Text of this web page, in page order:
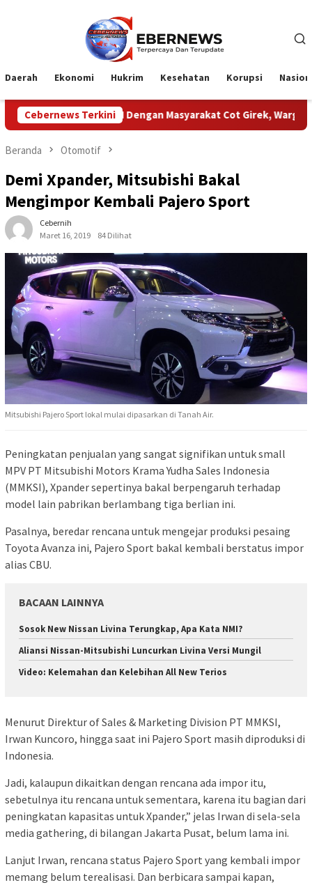
Daerah Ekonomi Hukrim Kesehatan Korupsi
Cebernews Terkini
PTPN Dengan Masyarakat Cot Girek, Warga Sampaikan
Beranda Otomotif
Demi Xpander, Mitsubishi Bakal
Mengimpor Kembali Pajero Sport
Cebernih
Maret 16, 2019
84 Dilihat
Mitsubishi Pajero Sport lokal mulai dipasarkan di Tanah Air.
Peningkatan penjualan yang sangat signifikan untuk small
MPV PT Mitsubishi Motors Krama Yudha Sales Indonesia
(MMKSI), Xpander sepertinya bakal berpengaruh terhadap
model lain pabrikan berlambang tiga berlian ini.
Pasalnya, beredar rencana untuk mengejar produksi pesaing
Toyota Avanza ini, Pajero Sport bakal kembali berstatus impor
alias CBU.
BACAAN LAINNYA
Sosok New Nissan Livina Terungkap, Apa Kata NMI?
Aliansi Nissan-Mitsubishi Luncurkan Livina Versi Mungil
Video: Kelemahan dan Kelebihan All New Terios
Menurut Direktur of Sales & Marketing Division PT MMKSI,
Irwan Kuncoro, hingga saat ini Pajero Sport masih diproduksi di
Indonesia.
Jadi, kalaupun dikaitkan dengan rencana ada impor itu,
sebetulnya itu rencana untuk sementara, karena itu bagian dari
peningkatan kapasitas untuk Xpander,” jelas Irwan di sela-sela
media gathering, di bilangan Jakarta Pusat, belum lama ini.
Lanjut Irwan, rencana status Pajero Sport yang kembali impor
memang belum terealisasi. Dan berbicara sampai kapan,